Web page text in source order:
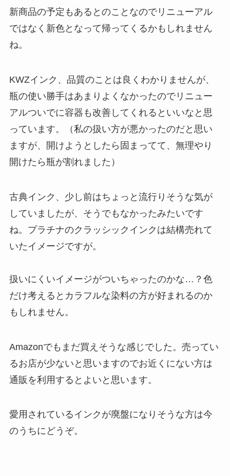
新商品の予定もあるとのことなのでリニューアル
ではなく新色となって帰ってくるかもしれません
ね。
KWZインク、品質のことは良くわかりませんが、
瓶の使い勝手はあまりよくなかったのでリニュー
アルついでに容器も改善してくれるといいなと思
っています。（私の扱い方が悪かったのだと思い
ますが、開けようとしたら固まってて、無理やり
開けたら瓶が割れました）
古典インク、少し前はちょっと流行りそうな気が
していましたが、そうでもなかったみたいです
ね。プラチナのクラッシックインクは結構売れて
いたイメージですが。
扱いにくいイメージがついちゃったのかな…？色
だけ考えるとカラフルな染料の方が好まれるのか
もしれません。
Amazonでもまだ買えそうな感じでした。売ってい
るお店が少ないと思いますのでお近くにない方は
通販を利用するとよいと思います。
愛用されているインクが廃盤になりそうな方は今
のうちにどうぞ。